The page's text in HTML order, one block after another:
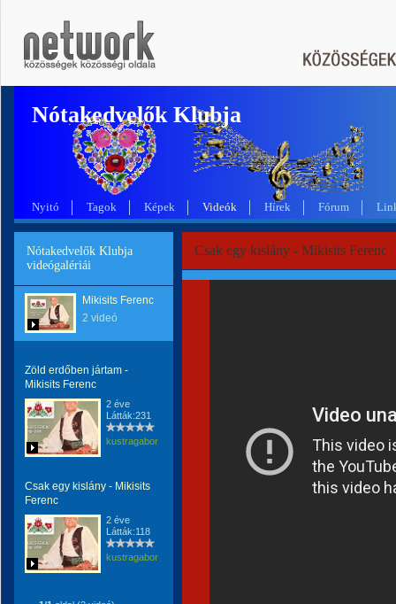
Nótakedvelők Klubja
Nyitó Tagok Képek Videók Hírek Fórum
Nótakedvelők Klubja
videógalériái
Mikisits Ferenc
2 videó
Zöld erdőben jártam -
Mikisits Ferenc
2 éve
Látták:231
kustragabor
Csak egy kislány - Mikisits
Ferenc
2 éve
Látták:118
kustragabor
Csak egy kislány - Mikisits Ferenc